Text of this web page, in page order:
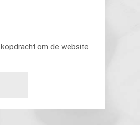
om de website